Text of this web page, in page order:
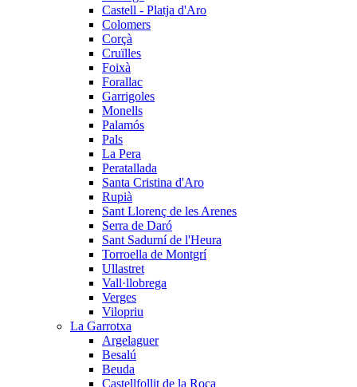
Castell - Platja d'Aro
Colomers
Corçà
Cruïlles
Foixà
Forallac
Garrigoles
Monells
Palamós
Pals
La Pera
Peratallada
Santa Cristina d'Aro
Rupià
Sant Llorenç de les Arenes
Serra de Daró
Sant Sadurní de l'Heura
Torroella de Montgrí
Ullastret
Vall·llobrega
Verges
Vilopriu
La Garrotxa
Argelaguer
Besalú
Beuda
Castellfollit de la Roca